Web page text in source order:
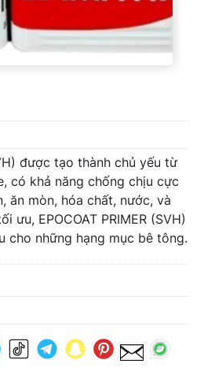
được tạo thành chủ yếu từ
có khả năng chống chịu cực
ăn mòn, hóa chất, nước, và
ưu, EPOCOAT PRIMER (SVH)
cho những hạng mục bê tông.